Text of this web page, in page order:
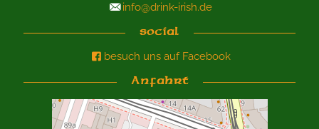
info@drink-irish.de
social
besuch uns auf Facebook
Anfahrt